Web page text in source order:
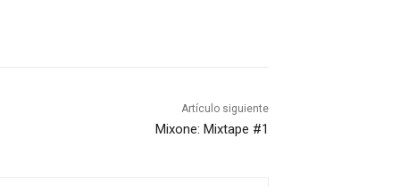
Artículo siguiente
Mixone: Mixtape #1